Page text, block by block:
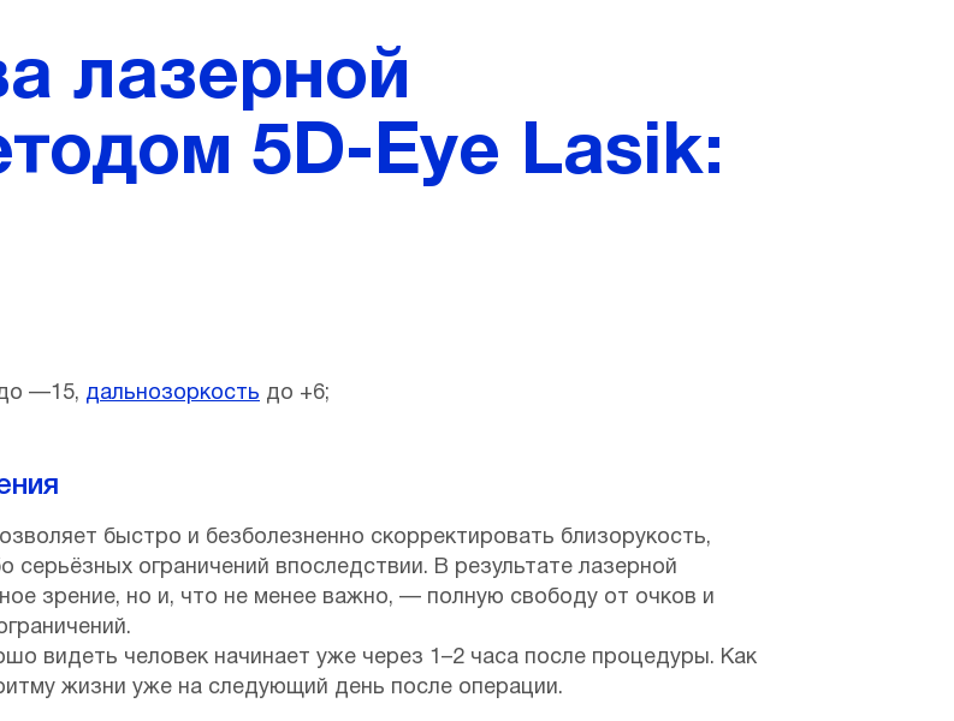
лазерной
5D-Eye Lasik:
—15, дальнозоркость до +6;
быстро и безболезненно скорректировать близорукость,
серьёзных ограничений впоследствии. В результате лазерной
зрение, но и, что не менее важно, — полную свободу от очков и
видеть человек начинает уже через 1–2 часа после процедуры. Как
жизни уже на следующий день после операции.